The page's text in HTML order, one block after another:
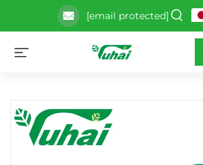
[email protected]